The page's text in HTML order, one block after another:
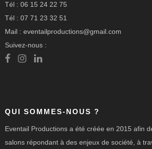
Tél : 06 15 24 22 75
Tél : 07 71 23 32 51
Mail : eventailproductions@gmail.com
Suivez-nous :
QUI SOMMES-NOUS ?
Eventail Productions a été créée en 2015 afin
salons répondant à des enjeux de société, à